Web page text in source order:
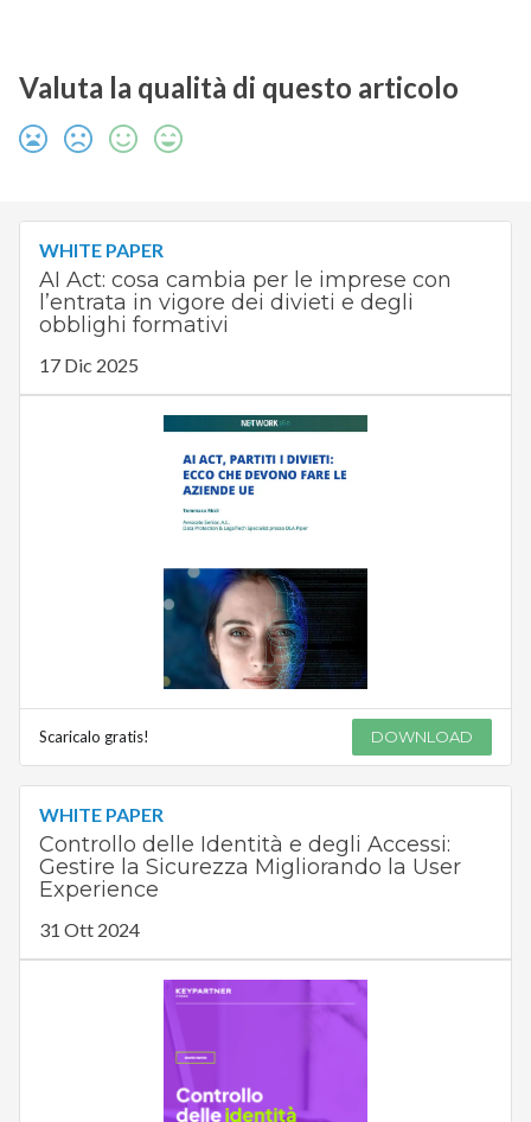
Valuta la qualità di questo articolo
WHITE PAPER
AI Act: cosa cambia per le imprese con
l’entrata in vigore dei divieti e degli
obblighi formativi
17 Dic 2025
Scaricalo gratis! DOWNLOAD
WHITE PAPER
Controllo delle Identità e degli Accessi:
Gestire la Sicurezza Migliorando la User
Experience
31 Ott 2024